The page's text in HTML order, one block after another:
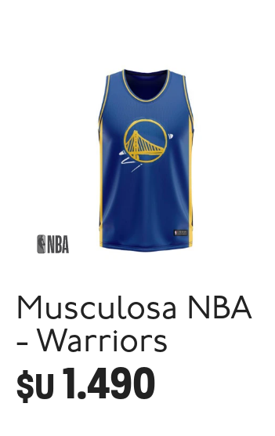
Musculosa NBA
- Warriors
$U 1.490